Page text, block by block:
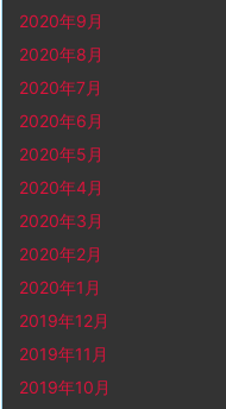
2020年9月
2020年8月
2020年7月
2020年6月
2020年5月
2020年4月
2020年3月
2020年2月
2020年1月
2019年12月
2019年11月
2019年10月